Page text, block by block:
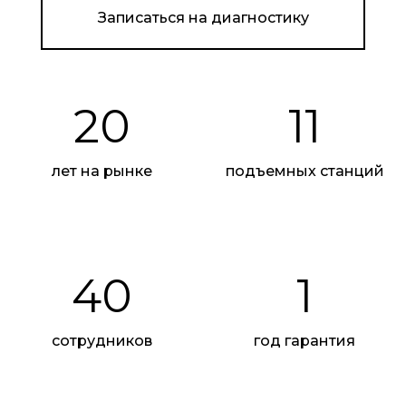
Записаться на диагностику
20
лет на рынке
11
подъемных станций
40
сотрудников
1
год гарантия